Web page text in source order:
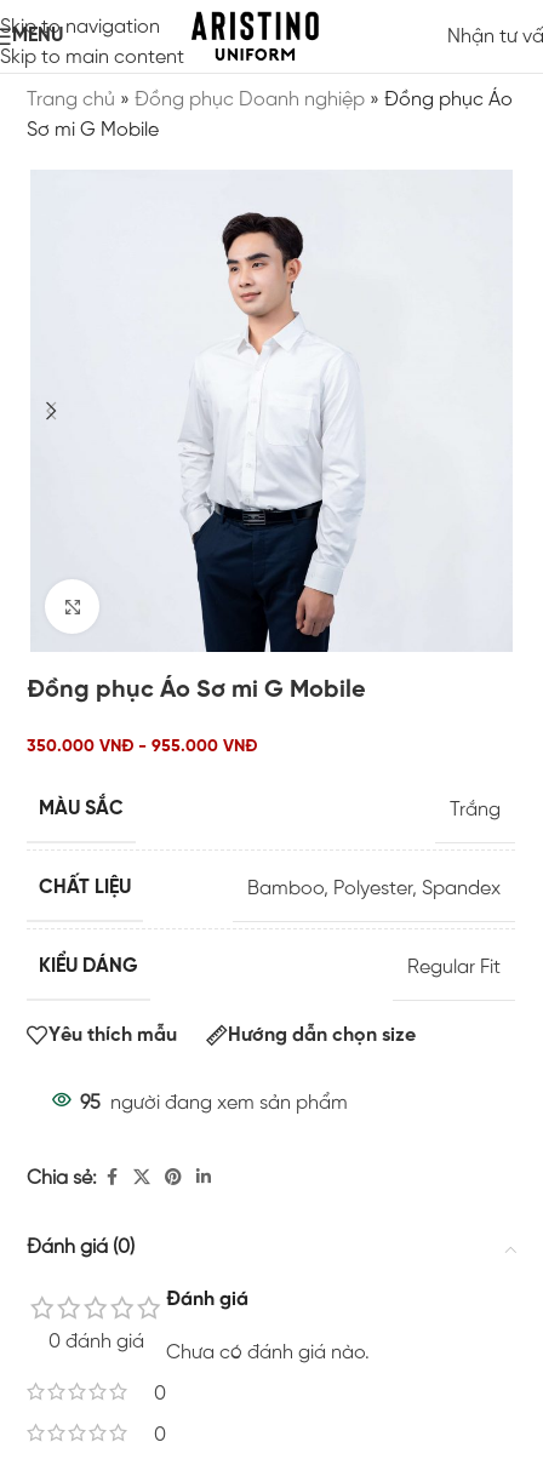
Skip to navigation
Skip to main content
MENU Nhận tư
Trang chủ »Đồng phục Doanh nghiệp »Đồng phục Áo
Sơ mi G Mobile
Click to enlarge
Đồng phục Áo Sơ mi G Mobile
350.000 VNĐ - 955.000 VNĐ
MÀU SẮC Trắng
CHẤT LIỆU Bamboo, Polyester,Spandex
KIỂU DÁNG Regular Fit
Yêu thích mẫu Hướng dẫn chọn size
95 người đang xem sản phẩm
Chia sẻ:
Đánh giá (0)
0 đánh giá
0
0
Đánh giá
Chưa có đánh giá nào.